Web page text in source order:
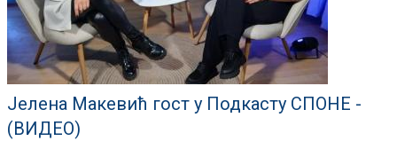
Јелена Макевић гост у Подкасту СПОНЕ -
(ВИДЕО)